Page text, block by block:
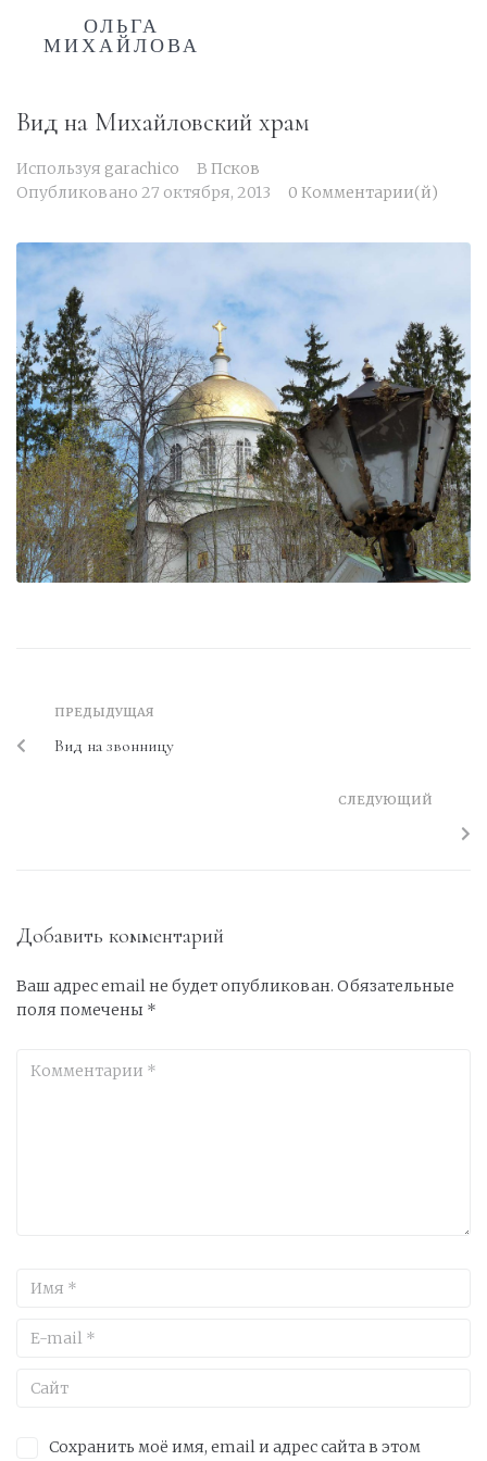
ОЛЬГА
МИХАЙЛОВА
Вид на Михайловский храм
Используя garachico В Псков
Опубликовано 27 октября, 2013 0 Комментарии(й)
ПРЕДЫДУЩАЯ
Вид на звонницу
СЛЕДУЮЩИЙ
Добавить комментарий
Ваш адрес email не будет опубликован. Обязательные
поля помечены *
Сохранить моё имя, email и адрес сайта в этом